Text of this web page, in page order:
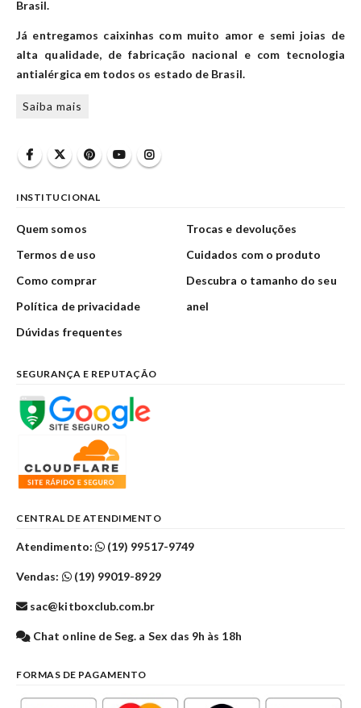
Brasil.
Já entregamos caixinhas com muito amor e semi joias de
alta qualidade, de fabricação nacional e com tecnologia
antialérgica em todos os estado de Brasil.
Saiba mais
INSTITUCIONAL
Quem somos
Termos de uso
Como comprar
Política de privacidade
Dúvidas frequentes
Trocas e devoluções
Cuidados com o produto
Descubra o tamanho do seu
anel
SEGURANÇA E REPUTAÇÃO
CENTRAL DE ATENDIMENTO
Atendimento: (19) 99517-9749
Vendas: (19) 99019-8929
sac@kitboxclub.com.br
Chat online de Seg. a Sex das 9h às 18h
FORMAS DE PAGAMENTO